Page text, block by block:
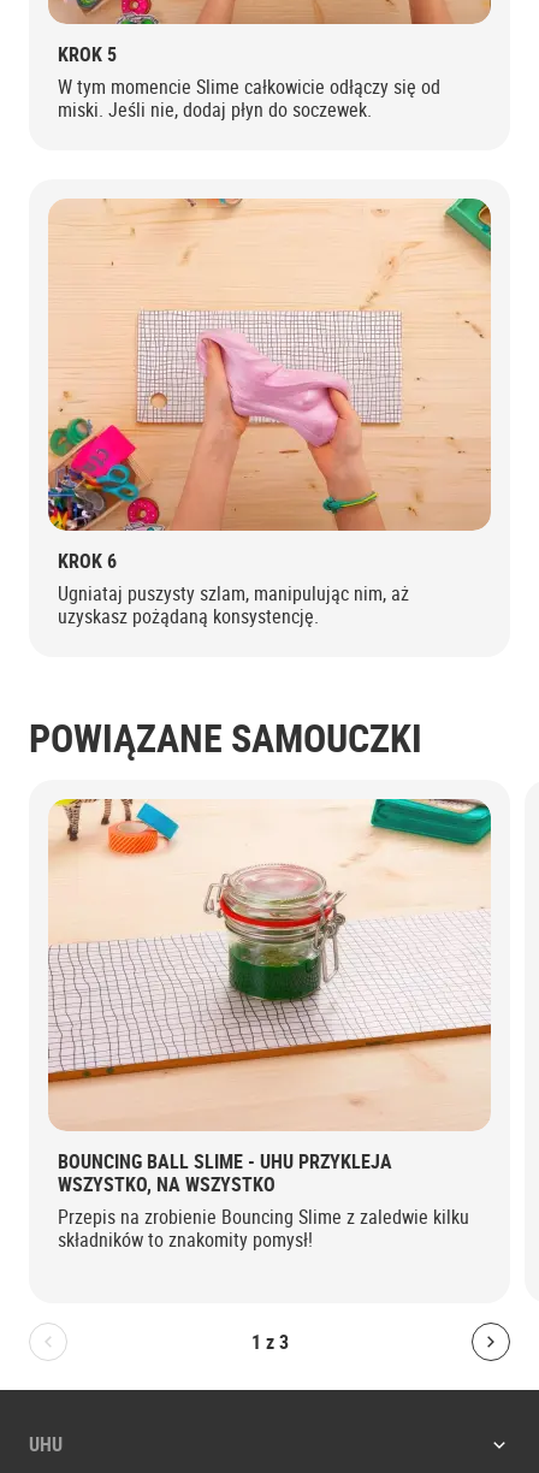
KROK 5
W tym momencie Slime całkowicie odłączy się od
miski. Jeśli nie, dodaj płyn do soczewek.
KROK 6
Ugniataj puszysty szlam, manipulując nim, aż
uzyskasz pożądaną konsystencję.
POWIĄZANE SAMOUCZKI
1 z 3
Bolton.General.PreviousSlide
BOUNCING BALL SLIME - UHU PRZYKLEJA
WSZYSTKO, NA WSZYSTKO
Przepis na zrobienie Bouncing Slime z zaledwie kilku
składników to znakomity pomysł!
UHU